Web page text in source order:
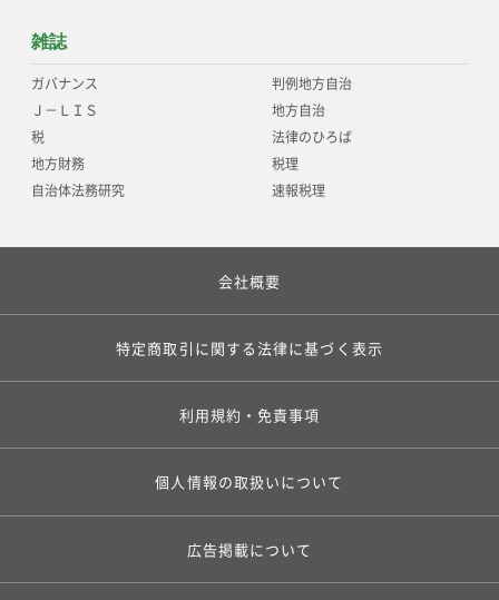
雑誌
ガバナンス
Ｊ－ＬＩＳ
税
地方財務
自治体法務研究
判例地方自治
地方自治
法律のひろば
税理
速報税理
会社概要
特定商取引に関する法律に基づく表示
利用規約・免責事項
個人情報の取扱いについて
広告掲載について